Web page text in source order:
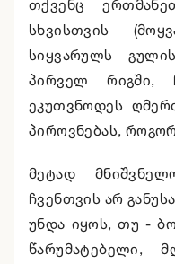
თქვენც
სხვისთვის
სიყვარულს
პირველ რიგში,
ეკუთვნოდეს
პიროვნებას,
მეტად
ჩვენთვის არ
უნდა იყოს, თუ -
წარუმატებელი,